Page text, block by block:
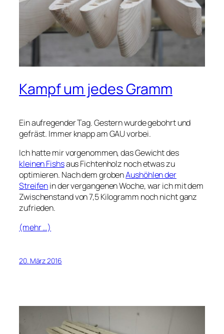
Kampf um jedes Gramm
Ein aufregender Tag. Gestern wurde gebohrt und
gefräst. Immer knapp am GAU vorbei.
Ich hatte mir vorgenommen, das Gewicht des
kleinen Fishsaus Fichtenholz noch etwas zu
optimieren. Nach dem grobenAushöhlen der
Streifenin der vergangenen Woche, war ich mit dem
Zwischenstand von 7,5 Kilogramm noch nicht ganz
zufrieden.
(mehr …)
20. März 2016